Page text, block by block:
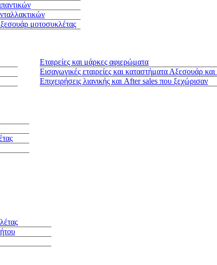
μοτοσυκλέτας
Εταιρείες και μάρκες αφιερώματα
Εισαγωγικές εταιρείες και καταστήματα Αξεσουάρ
Επιχειρήσεις λιανικής και After sales που ξεχώρισαν